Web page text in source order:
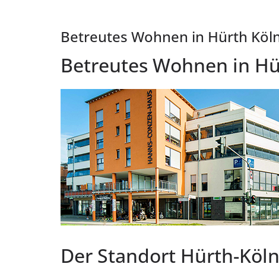
Betreutes Wohnen in Hürth
Betreutes Wohnen in
Der Standort Hürth-Köln